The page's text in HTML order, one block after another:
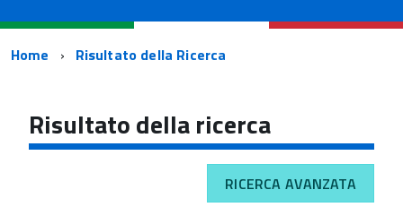
Percorso
navigazione
Home Risultato della Ricerca
Risultato della ricerca
RICERCA AVANZATA